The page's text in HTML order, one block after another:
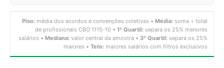
Piso: média dos acordos e convenções coletivas • Média: soma ÷ total
de profissionais CBO 1115-10 • 1º Quartil: separa os 25% menores
salários • Mediana: valor central da amostra • 3º Quartil: separa os 25%
maiores • Teto: maiores salários com filtros exclusivos